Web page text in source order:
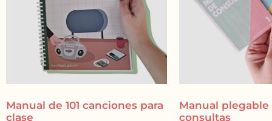
Manual de 101 canciones para
clase
Manual plegable
consultas